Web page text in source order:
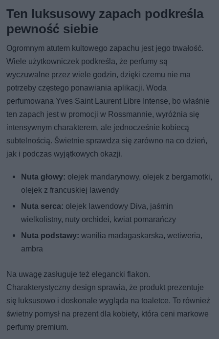
Ten luksusowy zapach podkreśla
pewność siebie
Ogromnym atutem kultowego zapachu jest jego trwałość.
Wiele użytkowniczek podkreśla, że perfumy są
wyczuwalne przez wiele godzin, dzięki czemu nie ma
potrzeby częstego ponawiania aplikacji. Woda
perfumowana Yves Saint Laurent Libre Intense, bo właśnie
ten zapach jest w promocji w Rossmannie, wyróżnia się
intensywnym charakterem, ale jednocześnie kobiecą
subtelnością. Świetnie sprawdza się zarówno na co dzień,
jak i podczas wyjątkowych okazji.
Nuta głowy: olejek mandarynowy, olejek z bergamotki,
olejek z francuskiej lawendy
Nuta serca: olejek lawendowy Diva, jaśmin
wielkolistny, nuty orchidei, kwiat pomarańczy
Nuta podstawy:wanilia madagaskarska, wetiweria,
ambra
Na uwagę zasługuje też elegancki flakon.
Charakterystyczny design sprawia, że produkt prezentuje
się luksusowo i doskonale wygląda na toaletce. To również
świetny pomysł na prezent dla kobiety, która ceni markowe
perfumy premium.